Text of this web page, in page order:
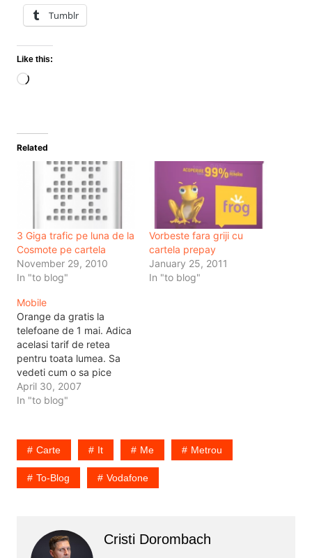
Tumblr
Like this:
Loading…
Related
3 Giga trafic pe luna de la
Cosmote pe cartela
November 29, 2010
In "to blog"
Vorbeste fara griji cu
cartela prepay
January 25, 2011
In "to blog"
Mobile
Orange da gratis la
telefoane de 1 mai. Adica
acelasi tarif de retea
pentru toata lumea. Sa
vedeti cum o sa pice
sistemul. Cosmote tocmai
a facut 2 milioane de
inchise, ca n-are lumea
bani sa isi cumpere
telefon nou. La fel…
April 30, 2007
In "to blog"
Carte It Me Metrou
To-Blog Vodafone
Cristi Dorombach